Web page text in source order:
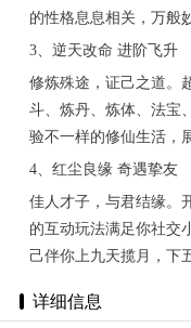
的性格息息相关，万般
3、逆天改命 进阶飞升
修炼殊途，证己之道。
斗、炼丹、炼体、法宝
验不一样的修仙生活，
4、红尘良缘 奇遇挚友
佳人才子，与君结缘。
的互动玩法满足你社交
己伴你上九天揽月，下
详细信息